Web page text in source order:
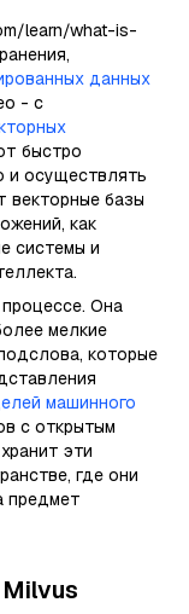
learn/what-is-
данных
- с
быстро
и осуществлять
векторные базы
как
системы и
Она
мелкие
которые
машинного
с открытым
эти
где они
предмет